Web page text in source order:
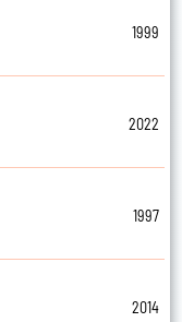
1999
2022
1997
2014